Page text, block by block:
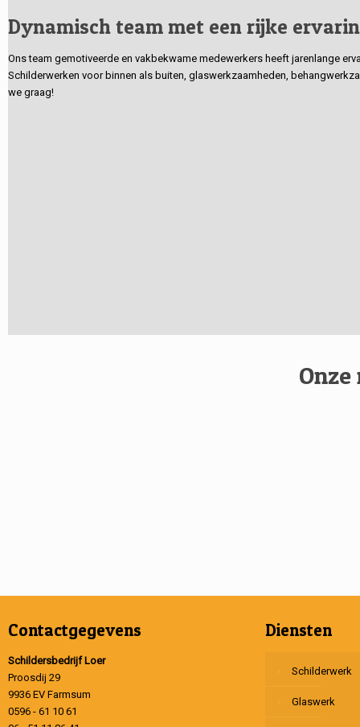
Dynamisch team met een rijke
Ons team gemotiveerde en vakbekwame medewerkers heeft jarenlange
Schilderwerken voor binnen als buiten, glaswerkzaamheden,
we graag!
Contactgegevens
Schildersbedrijf Loer
Proosdij 29
9936 EV Farmsum
0596 - 61 10 61
Diensten
Schilderwerk
Glaswerk